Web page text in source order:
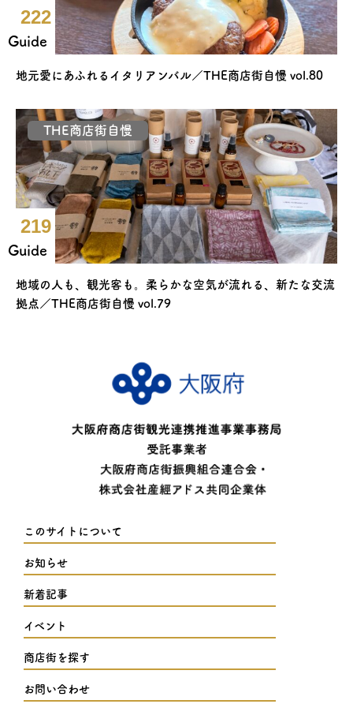
222
Guide
地元愛にあふれるイタリアンバル／THE商店街自慢 vol.80
THE商店街自慢
219
Guide
地域の人も、観光客も。柔らかな空気が流れる、新たな交流
拠点／THE商店街自慢 vol.79
このサイトについて
お知らせ
新着記事
イベント
商店街を探す
お問い合わせ